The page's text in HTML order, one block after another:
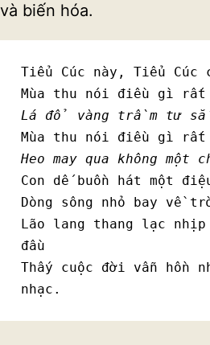
và biến hóa.
Tiểu Cúc này, Tiểu Cúc
Lá đổ vàng trầm tư
Heo may qua không một
Con dế buồn hát một
Dòng sông nhỏ bay về
Lão lang thang lạc nhịp
đầu
Thấy cuộc đời vẫn hồn
nhạc.